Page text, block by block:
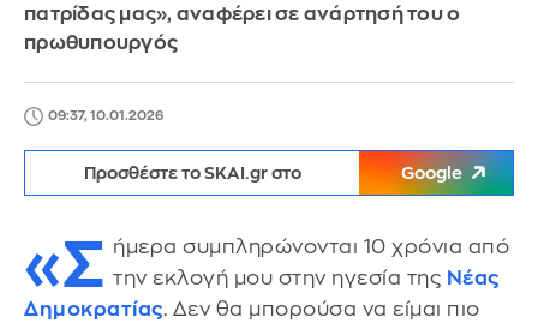
πατρίδας μας», αναφέρει σε ανάρτησή του ο
πρωθυπουργός
09:37, 10.01.2026
Προσθέστε το SKAI.gr στο Google
«Σ ήμερα συμπληρώνονται 10 χρόνια από
την εκλογή μου στην ηγεσία της Νέας
Δημοκρατίας. Δεν θα μπορούσα να είμαι πιο